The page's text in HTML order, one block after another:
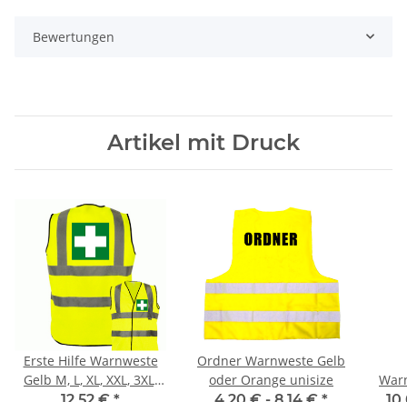
Bewertungen
Artikel mit Druck
Erste Hilfe Warnweste
Gelb M, L, XL, XXL, 3XL,
Ordner Warnweste Gelb
oder Orange unisize